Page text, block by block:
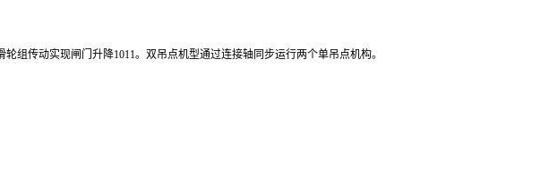
轮组传动实现闸门升降1011。双吊点机型通过连接轴同步运行两个单吊点机构。